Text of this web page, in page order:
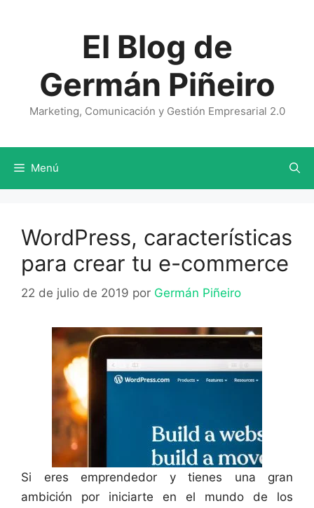
El Blog de
Germán Piñeiro
Marketing, Comunicación y Gestión Empresarial 2.0
Menú
WordPress, características
para crear tu e-commerce
22 de julio de 2019 por Germán Piñeiro
Si eres emprendedor y tienes una gran
ambición por iniciarte en el mundo de los